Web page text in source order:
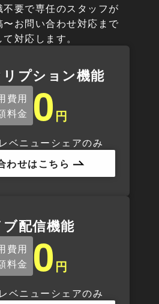
要で専任のスタッフが
お問い合わせ対応まで
対応します。
プション機能
費用
料金 0 円
ベニューシェアのみ
わせはこちら
配信機能
費用
料金 0 円
ベニューシェアのみ